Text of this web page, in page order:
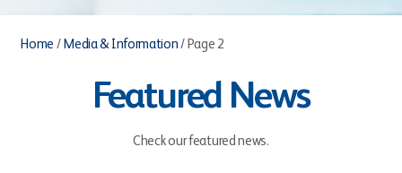
Home / Media & Information / Page 2
Featured News
Check our featured news.